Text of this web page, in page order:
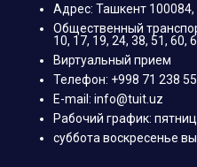
Адрес: Ташкент
Общественный
10, 17, 19, 24, 38, 51, 60,
Виртуальный прием
Телефон: +998 71 238
E-mail: info@tuit.uz
Рабочий график:
суббота воскресенье